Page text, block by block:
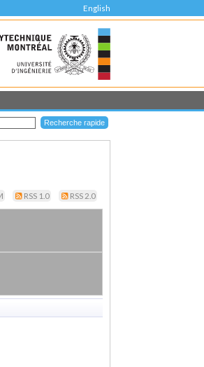
English
RSS 1.0 RSS 2.0